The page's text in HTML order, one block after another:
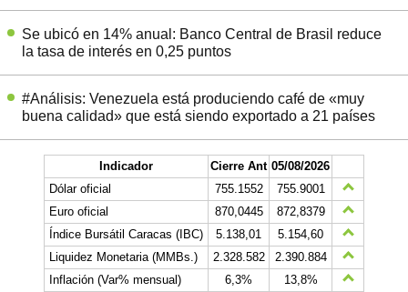
Se ubicó en 14% anual: Banco Central de Brasil reduce
la tasa de interés en 0,25 puntos
#Análisis: Venezuela está produciendo café de «muy
buena calidad» que está siendo exportado a 21 países
Indicador Cierre Ant 05/08/2026
Dólar oficial
755.1552
755.9001
Euro oficial
870,0445
872,8379
Índice Bursátil Caracas (IBC)
5.138,01
5.154,60
Liquidez Monetaria (MMBs.)
2.328.582
2.390.884
Inflación (Var% mensual)
6,3%
13,8%